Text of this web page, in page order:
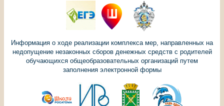
Информация о ходе реализации комплекса мер, направленных на
недопущение незаконных сборов денежных средств с родителей
обучающихся общеобразовательных организаций путем
заполнения электронной формы